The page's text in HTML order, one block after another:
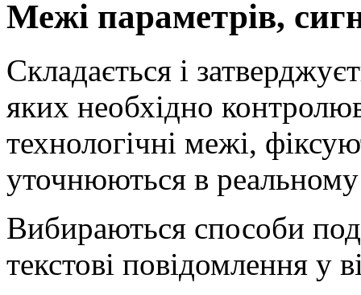
Межі параметрів,
Складається і
яких необхідно
технологічні межі,
уточнюються в
Вибираються способи
текстові повідомлення у